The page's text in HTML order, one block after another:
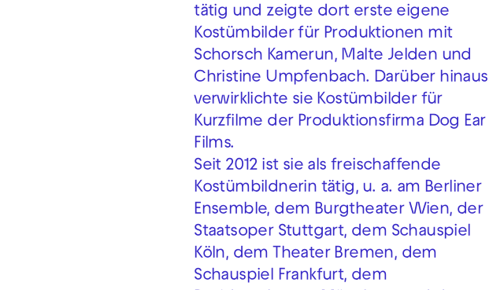
tätig und zeigte dort erste eigene
Kostümbilder für Produktionen mit
Schorsch Kamerun, Malte Jelden und
Christine Umpfenbach. Darüber hinaus
verwirklichte sie Kostümbilder für
Kurzfilme der Produktionsfirma Dog Ear
Films.
Seit 2012 ist sie als freischaffende
Kostümbildnerin tätig, u. a. am Berliner
Ensemble, dem Burgtheater Wien, der
Staatsoper Stuttgart, dem Schauspiel
Köln, dem Theater Bremen, dem
Schauspiel Frankfurt, dem